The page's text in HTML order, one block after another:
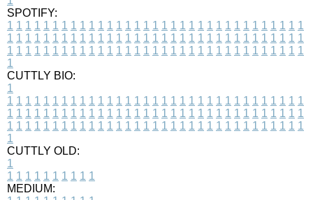
SPOTIFY:
1 1 1 1 1 1 1 1 1 1 1 1 1 1 1 1 1 1 1 1 1 1 1 1 1 1 1 1 1 1 1 1 1
1 1 1 1 1 1 1 1 1 1 1 1 1 1 1 1 1 1 1 1 1 1 1 1 1 1 1 1 1 1 1 1 1
1 1 1 1 1 1 1 1 1 1 1 1 1 1 1 1 1 1 1 1 1 1 1 1 1 1 1 1 1 1 1 1 1
1
CUTTLY BIO:
1
1 1 1 1 1 1 1 1 1 1 1 1 1 1 1 1 1 1 1 1 1 1 1 1 1 1 1 1 1 1 1 1 1
1 1 1 1 1 1 1 1 1 1 1 1 1 1 1 1 1 1 1 1 1 1 1 1 1 1 1 1 1 1 1 1 1
1 1 1 1 1 1 1 1 1 1 1 1 1 1 1 1 1 1 1 1 1 1 1 1 1 1 1 1 1 1 1 1 1
1
CUTTLY OLD:
1
1 1 1 1 1 1 1 1 1 1
MEDIUM: